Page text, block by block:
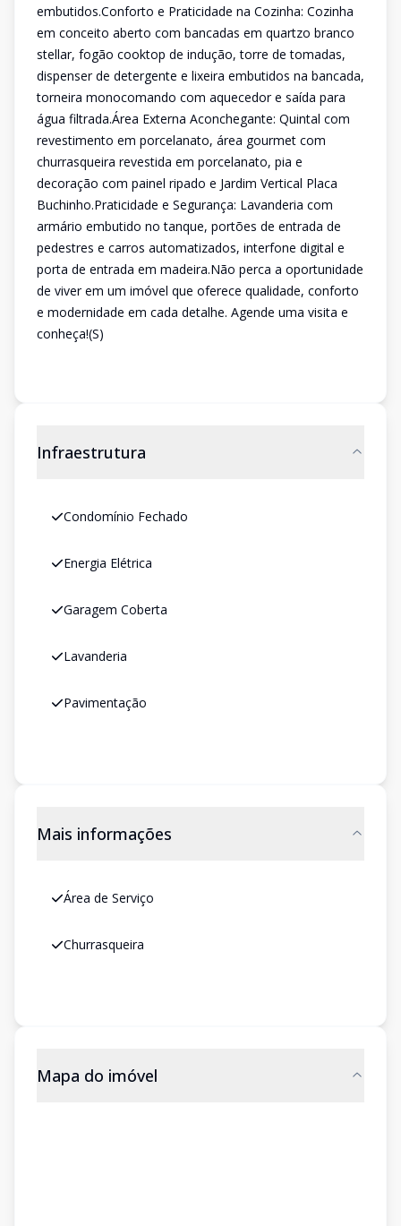
embutidos.Conforto e Praticidade na Cozinha: Cozinha
em conceito aberto com bancadas em quartzo branco
stellar, fogão cooktop de indução, torre de tomadas,
dispenser de detergente e lixeira embutidos na bancada,
torneira monocomando com aquecedor e saída para
água filtrada.Área Externa Aconchegante: Quintal com
revestimento em porcelanato, área gourmet com
churrasqueira revestida em porcelanato, pia e
decoração com painel ripado e Jardim Vertical Placa
Buchinho.Praticidade e Segurança: Lavanderia com
armário embutido no tanque, portões de entrada de
pedestres e carros automatizados, interfone digital e
porta de entrada em madeira.Não perca a oportunidade
de viver em um imóvel que oferece qualidade, conforto
e modernidade em cada detalhe. Agende uma visita e
conheça!(S)
Infraestrutura
Condomínio Fechado
Energia Elétrica
Garagem Coberta
Lavanderia
Pavimentação
Mais informações
Área de Serviço
Churrasqueira
Mapa do imóvel